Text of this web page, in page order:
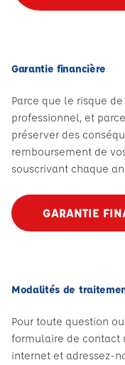
Garantie financière
Parce que le risque
professionnel, et
préserver des
remboursement de
souscrivant chaque
GARANTIE
Modalités de
Pour toute question
formulaire de contact
internet et adressez-